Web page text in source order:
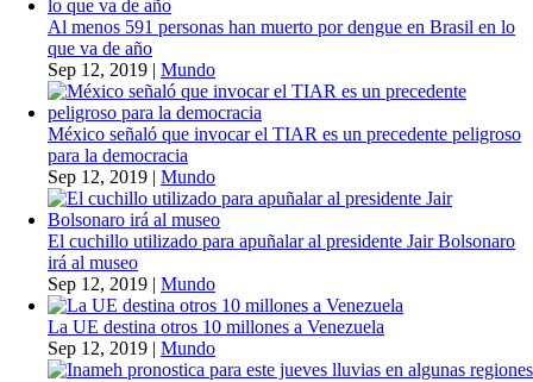
Al menos 591 personas han muerto por dengue en Brasil en lo
que va de año
Sep 12, 2019 | Mundo
México señaló que invocar el TIAR es un precedente peligroso
para la democracia
Sep 12, 2019 | Mundo
El cuchillo utilizado para apuñalar al presidente Jair Bolsonaro
irá al museo
Sep 12, 2019 | Mundo
La UE destina otros 10 millones a Venezuela
Sep 12, 2019 | Mundo